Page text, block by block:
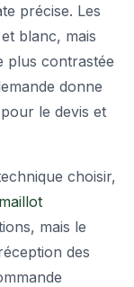
précise. Les
blanc, mais
plus contrastée
donne
le devis et
choisir,
maillot
mais le
des